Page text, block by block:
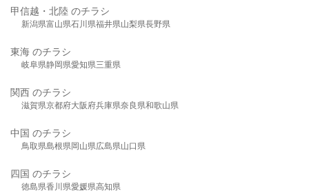
甲信越・北陸 のチラシ
新潟県富山県石川県福井県山梨県長野県
東海 のチラシ
岐阜県静岡県愛知県三重県
関西 のチラシ
滋賀県京都府大阪府兵庫県奈良県和歌山県
中国 のチラシ
鳥取県島根県岡山県広島県山口県
四国 のチラシ
徳島県香川県愛媛県高知県